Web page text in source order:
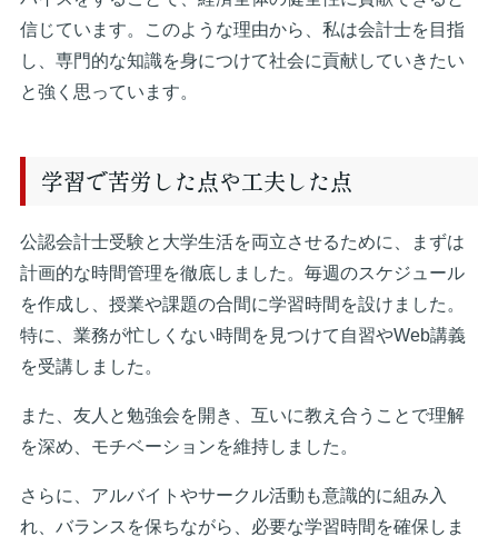
信じています。このような理由から、私は会計士を目指
し、専門的な知識を身につけて社会に貢献していきたい
と強く思っています。
学習で苦労した点や工夫した点
公認会計士受験と大学生活を両立させるために、まずは
計画的な時間管理を徹底しました。毎週のスケジュール
を作成し、授業や課題の合間に学習時間を設けました。
特に、業務が忙しくない時間を見つけて自習やWeb講義
を受講しました。
また、友人と勉強会を開き、互いに教え合うことで理解
を深め、モチベーションを維持しました。
さらに、アルバイトやサークル活動も意識的に組み入
れ、バランスを保ちながら、必要な学習時間を確保しま